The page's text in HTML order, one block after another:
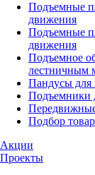
Подъемные
движения
Подъемные
движения
Подъемное
лестничным
Пандусы для
Подъемники
Подбор
Акции
Проекты